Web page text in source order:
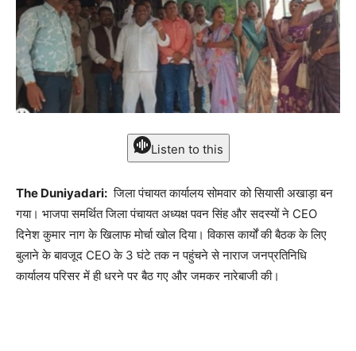
Listen to this
The Duniyadari: जिला पंचायत कार्यालय सोमवार को सियासी अखाड़ा बन
गया। भाजपा समर्थित जिला पंचायत अध्यक्ष पवन सिंह और सदस्यों ने CEO
दिनेश कुमार नाग के खिलाफ मोर्चा खोल दिया। विकास कार्यों की बैठक के लिए
बुलाने के बावजूद CEO के 3 घंटे तक न पहुंचने से नाराज जनप्रतिनिधि
कार्यालय परिसर में ही धरने पर बैठ गए और जमकर नारेबाजी की।